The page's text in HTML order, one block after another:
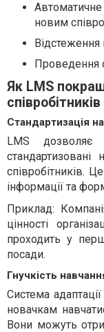
новим
Відстеження
Проведення
Як LMS
співробітників
Стандартизація
LMS
співробітників.
інформації та
Приклад:
цінності
проходить у
посади.
Гнучкість
Система
новачкам
Вони можуть